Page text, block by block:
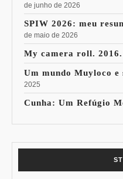
de junho de 2026
SPIW 2026: meu
de maio de 2026
My camera roll. 2016.
Um mundo Muyloco e
2025
Cunha: Um Refúgio
15% de